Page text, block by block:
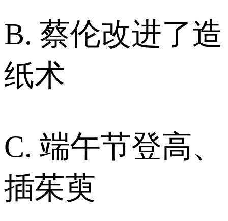
B. 蔡伦改进了造
纸术
C. 端午节登高、
插茱萸